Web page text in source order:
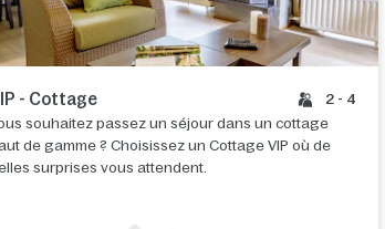
- Cottage
2 - 4
souhaitez passez un séjour dans un cottage
de gamme ? Choisissez un Cottage VIP où de
surprises vous attendent.